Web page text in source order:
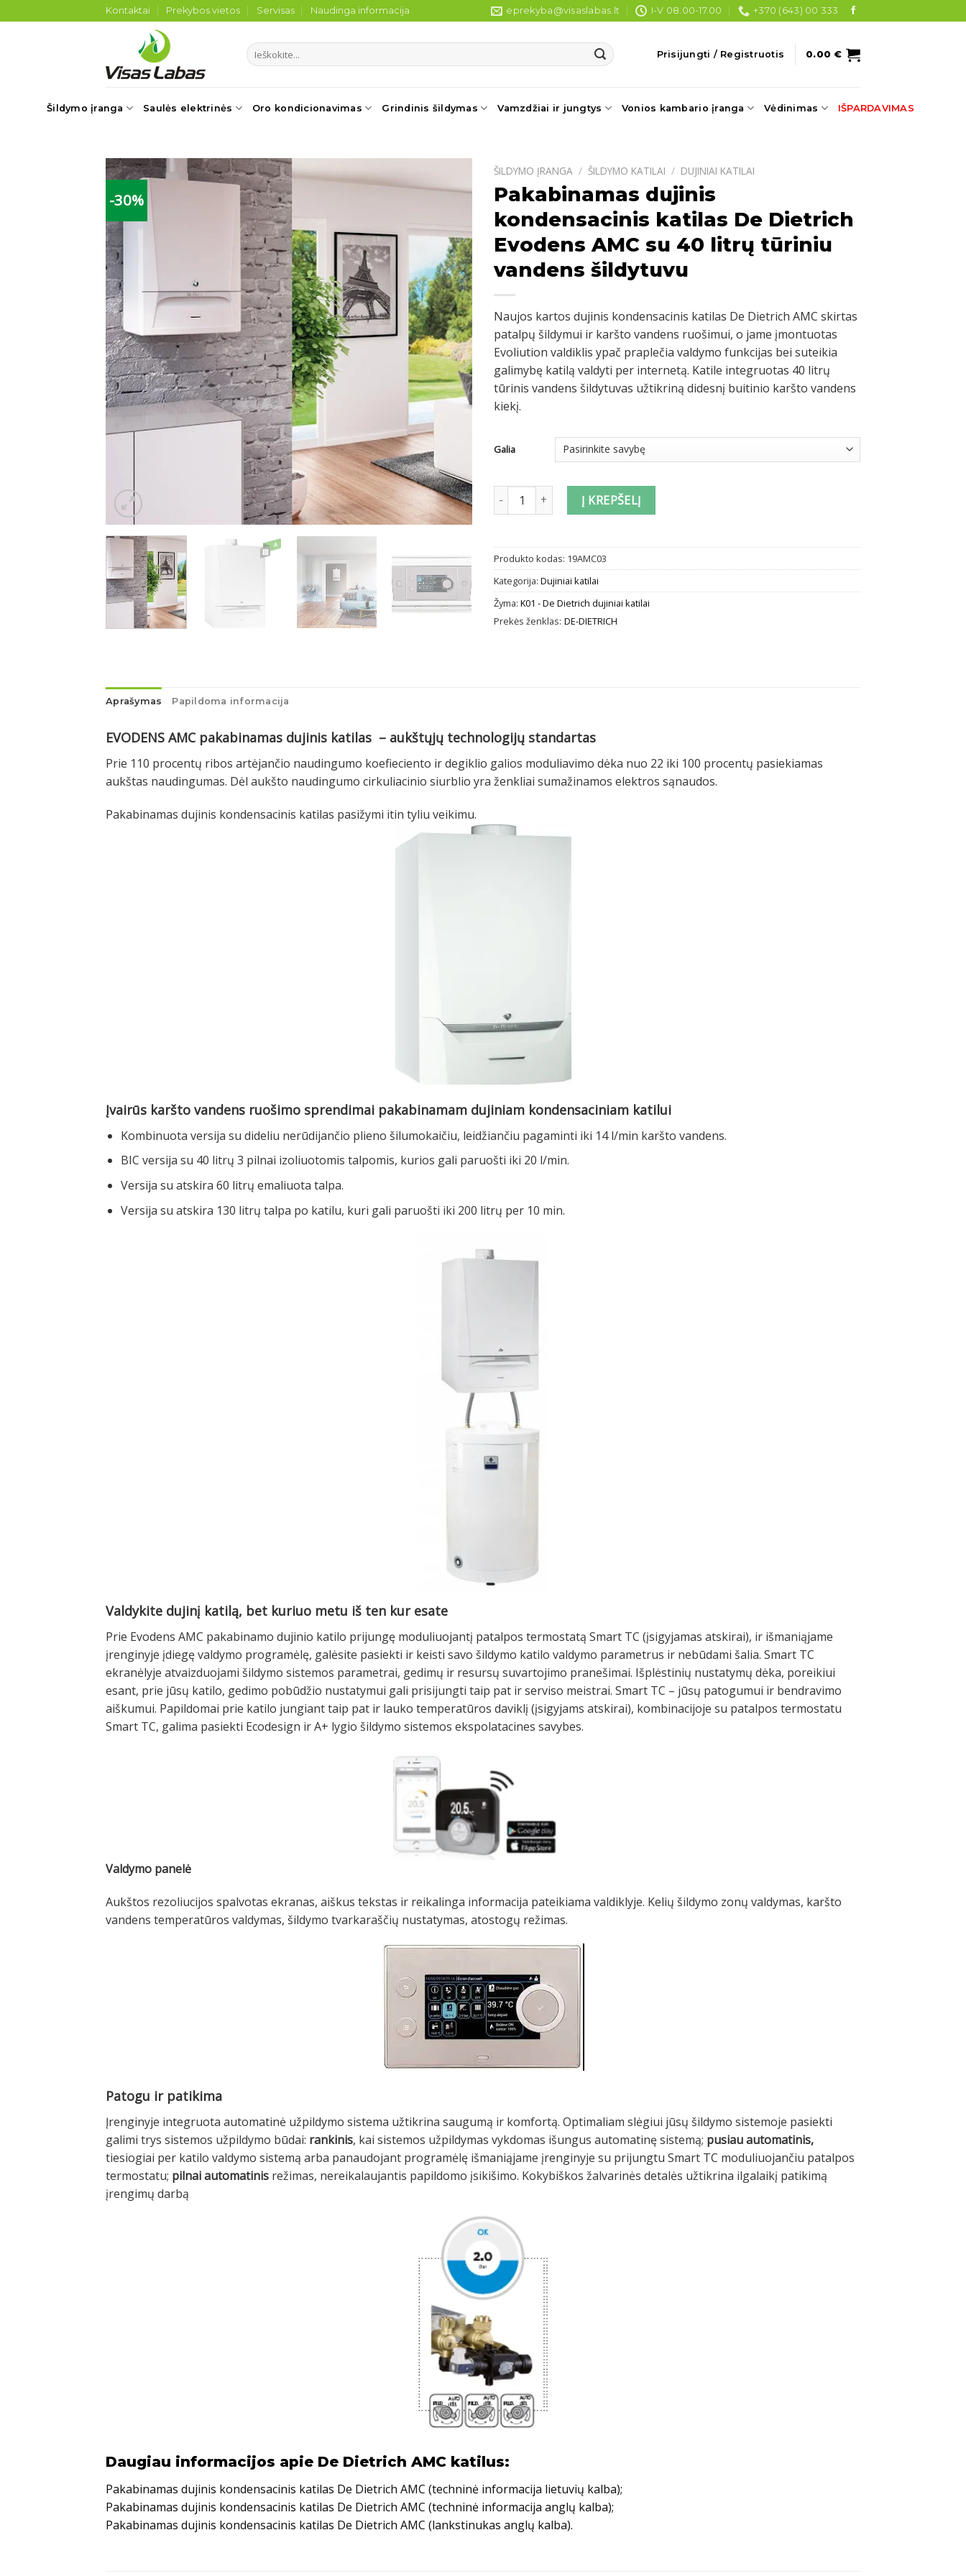
to
Kontaktai Prekybos vietos Servisas Naudinga informacija eprekyba@visaslabas.lt I-V 08.00-17.00 +370 (643) 00 333
Ieškoti: Prisijungti / Registruotis 0.00€
Šildymo įranga Saulės elektrinės Oro kondicionavimas Grindinis šildymas Vamzdžiai ir jungtys Vonios kambario įranga Vėdinimas IŠPARDAVIMAS
-30%
ŠILDYMO ĮRANGA / ŠILDYMO KATILAI / DUJINIAI KATILAI
Pakabinamas dujinis
kondensacinis katilas De Dietrich
Evodens AMC su 40 litrų tūriniu
vandens šildytuvu
Naujos kartos dujinis kondensacinis katilas De Dietrich AMC skirtas
patalpų šildymui ir karšto vandens ruošimui, o jame įmontuotas
Evoliution valdiklis ypač praplečia valdymo funkcijas bei suteikia
galimybę katilą valdyti per internetą. Katile integruotas 40 litrų
tūrinis vandens šildytuvas užtikriną didesnį buitinio karšto vandens
kiekį.
Galia
produkto kiekis: Pakabinamas dujinis kondensacinis katilas De Dietrich Evodens AMC su 40 litrų
Į KREPŠELĮ
Produkto kodas: 19AMC03
Kategorija: Dujiniai katilai
Žyma: K01 - De Dietrich dujiniai katilai
Prekės ženklas: DE-DIETRICH
Aprašymas Papildoma informacija
EVODENS AMC pakabinamas dujinis katilas – aukštųjų technologijų standartas
Prie 110 procentų ribos artėjančio naudingumo koefieciento ir degiklio galios moduliavimo dėka nuo 22 iki 100 procentų pasiekiamas
aukštas naudingumas. Dėl aukšto naudingumo cirkuliacinio siurblio yra ženkliai sumažinamos elektros sąnaudos.
Pakabinamas dujinis kondensacinis katilas pasižymi itin tyliu veikimu.
Įvairūs karšto vandens ruošimo sprendimai pakabinamam dujiniam kondensaciniam katilui
Kombinuota versija su dideliu nerūdijančio plieno šilumokaičiu, leidžiančiu pagaminti iki 14 l/min karšto vandens.
BIC versija su 40 litrų 3 pilnai izoliuotomis talpomis, kurios gali paruošti iki 20 l/min.
Versija su atskira 60 litrų emaliuota talpa.
Versija su atskira 130 litrų talpa po katilu, kuri gali paruošti iki 200 litrų per 10 min.
Valdykite dujinį katilą, bet kuriuo metu iš ten kur esate
Prie Evodens AMC pakabinamo dujinio katilo prijungę moduliuojantį patalpos termostatą Smart TC (įsigyjamas atskirai), ir išmaniąjame
įrenginyje įdiegę valdymo programėlę, galėsite pasiekti ir keisti savo šildymo katilo valdymo parametrus ir nebūdami šalia. Smart TC
ekranėlyje atvaizduojami šildymo sistemos parametrai, gedimų ir resursų suvartojimo pranešimai. Išplėstinių nustatymų dėka, poreikiui
esant, prie jūsų katilo, gedimo pobūdžio nustatymui gali prisijungti taip pat ir serviso meistrai. Smart TC – jūsų patogumui ir bendravimo
aiškumui. Papildomai prie katilo jungiant taip pat ir lauko temperatūros daviklį (įsigyjams atskirai), kombinacijoje su patalpos termostatu
Smart TC, galima pasiekti Ecodesign ir A+ lygio šildymo sistemos ekspolatacines savybes.
Valdymo panelė
Aukštos rezoliucijos spalvotas ekranas, aiškus tekstas ir reikalinga informacija pateikiama valdiklyje. Kelių šildymo zonų valdymas, karšto
vandens temperatūros valdymas, šildymo tvarkaraščių nustatymas, atostogų režimas.
Patogu ir patikima
Įrenginyje integruota automatinė užpildymo sistema užtikrina saugumą ir komfortą. Optimaliam slėgiui jūsų šildymo sistemoje pasiekti
galimi trys sistemos užpildymo būdai: rankinis, kai sistemos užpildymas vykdomas išungus automatinę sistemą; pusiau automatinis,
tiesiogiai per katilo valdymo sistemą arba panaudojant programėlę išmaniąjame įrenginyje su prijungtu Smart TC moduliuojančiu patalpos
termostatu; pilnai automatinis režimas, nereikalaujantis papildomo įsikišimo. Kokybiškos žalvarinės detalės užtikrina ilgalaikį patikimą
įrengimų darbą
Daugiau informacijos apie De Dietrich AMC katilus:
Pakabinamas dujinis kondensacinis katilas De Dietrich AMC (techninė informacija lietuvių kalba);
Pakabinamas dujinis kondensacinis katilas De Dietrich AMC (techninė informacija anglų kalba);
Pakabinamas dujinis kondensacinis katilas De Dietrich AMC (lankstinukas anglų kalba).